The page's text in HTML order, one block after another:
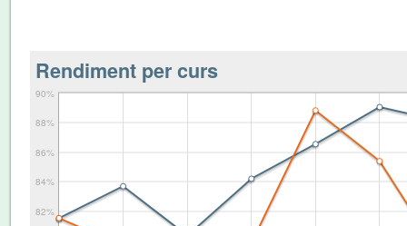
Rendiment per curs
82%
84%
86%
88%
90%